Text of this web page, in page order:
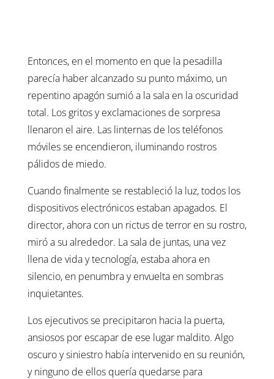
Entonces, en el momento en que la pesadilla
parecía haber alcanzado su punto máximo, un
repentino apagón sumió a la sala en la oscuridad
total. Los gritos y exclamaciones de sorpresa
llenaron el aire. Las linternas de los teléfonos
móviles se encendieron, iluminando rostros
pálidos de miedo.
Cuando finalmente se restableció la luz, todos los
dispositivos electrónicos estaban apagados. El
director, ahora con un rictus de terror en su rostro,
miró a su alrededor. La sala de juntas, una vez
llena de vida y tecnología, estaba ahora en
silencio, en penumbra y envuelta en sombras
inquietantes.
Los ejecutivos se precipitaron hacia la puerta,
ansiosos por escapar de ese lugar maldito. Algo
oscuro y siniestro había intervenido en su reunión,
y ninguno de ellos quería quedarse para